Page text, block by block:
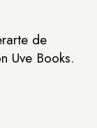
de
Uve Books.